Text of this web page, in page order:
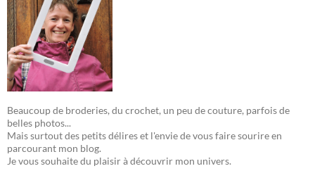
Beaucoup de broderies, du crochet, un peu de couture, parfois de
belles photos...
Mais surtout des petits délires et l'envie de vous faire sourire en
parcourant mon blog.
Je vous souhaite du plaisir à découvrir mon univers.